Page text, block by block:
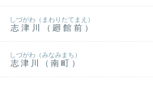
志津川（廻館前）
しづがわ（まわりたてまえ）
志津川（南町）
しづがわ（みなみまち）